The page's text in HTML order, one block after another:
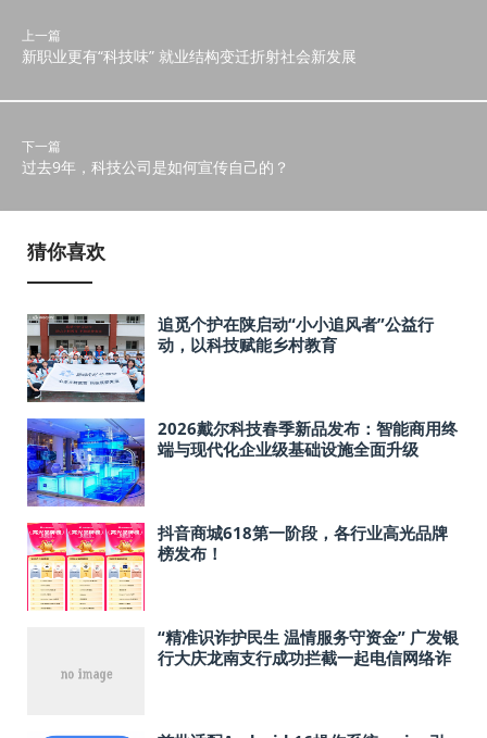
上一篇
新职业更有“科技味” 就业结构变迁折射社会新发展
下一篇
过去9年，科技公司是如何宣传自己的？
猜你喜欢
追觅个护在陕启动“小小追风者”公益行
动，以科技赋能乡村教育
2026戴尔科技春季新品发布：智能商用终
端与现代化企业级基础设施全面升级
抖音商城618第一阶段，各行业高光品牌
榜发布！
“精准识诈护民生 温情服务守资金” 广发银
行大庆龙南支行成功拦截一起电信网络诈